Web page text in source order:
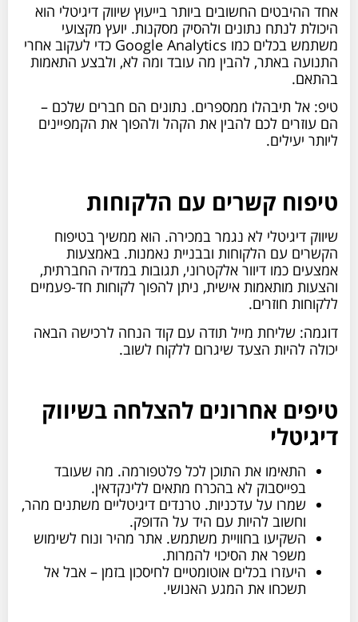
אחד ההיבטים החשובים ביותר בייעוץ שיווק דיגיטלי הוא
היכולת לנתח נתונים ולהסיק מסקנות. יועץ מקצועי
משתמש בכלים כמו Google Analytics כדי לעקוב אחרי
התנועה באתר, להבין מה עובד ומה לא, ולבצע התאמות
בהתאם.
טיפ: אל תיבהלו ממספרים. נתונים הם חברים שלכם –
הם עוזרים לכם להבין את הקהל ולהפוך את הקמפיינים
ליותר יעילים.
טיפוח קשרים עם הלקוחות
שיווק דיגיטלי לא נגמר במכירה. הוא ממשיך בטיפוח
הקשרים עם הלקוחות ובבניית נאמנות. באמצעות
אמצעים כמו דיוור אלקטרוני, תגובות במדיה החברתית,
והצעות מותאמות אישית, ניתן להפוך לקוחות חד-פעמיים
ללקוחות חוזרים.
דוגמה: שליחת מייל תודה עם קוד הנחה לרכישה הבאה
יכולה להיות הצעד שיגרום ללקוח לשוב.
טיפים אחרונים להצלחה בשיווק
דיגיטלי
התאימו את התוכן לכל פלטפורמה. מה שעובד
בפייסבוק לא בהכרח מתאים ללינקדאין.
שמרו על עדכניות. טרנדים דיגיטליים משתנים מהר,
וחשוב להיות עם היד על הדופק.
השקיעו בחוויית משתמש. אתר מהיר ונוח לשימוש
משפר את הסיכוי להמרות.
היעזרו בכלים אוטומטיים לחיסכון בזמן – אבל אל
תשכחו את המגע האנושי.